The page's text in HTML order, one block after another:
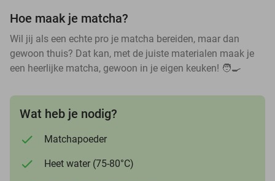
Hoe maak je matcha?
Wil jij als een echte pro je matcha bereiden, maar dan
gewoon thuis? Dat kan, met de juiste materialen maak je
een heerlijke matcha, gewoon in je eigen keuken! 🧑🍳
Wat heb je nodig?
Matchapoeder
Heet water (75-80°C)